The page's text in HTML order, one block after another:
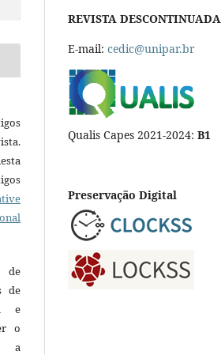
de
de
e
o
a
REVISTA DESCONTINUADA
E-mail: cedic@unipar.br
Qualis Capes 2021-2024: B1
Preservação Digital